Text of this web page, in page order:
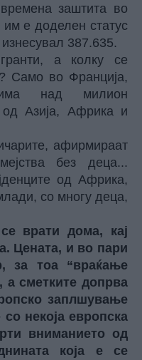
заштита во
им е доделен статус
387.635.
а колку се
Само во Франција,
над милион
од Азија, Африка и
афирмираат
без деца...
од Африка,
со многу деца,
врати дома, кај
Цената, и во пари
за тоа “враќање
а сметките допрва
заплшување
некоја европска
вниманието од
која е се